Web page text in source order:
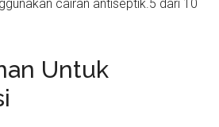
cairan antiseptik.5 dari 10
Untuk